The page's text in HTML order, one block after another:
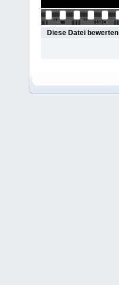
Diese Datei bewerten